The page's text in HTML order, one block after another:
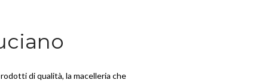
di qualità, la macelleria che